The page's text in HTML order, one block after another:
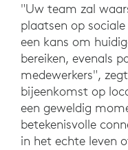
"Uw team zal
plaatsen op
een kans om
bereiken, evenals
medewerkers",
bijeenkomst op
een geweldig
betekenisvolle
in het echte leven